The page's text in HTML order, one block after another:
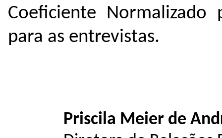
Coeficiente Normalizado
para as entrevistas.
Priscila Meier de